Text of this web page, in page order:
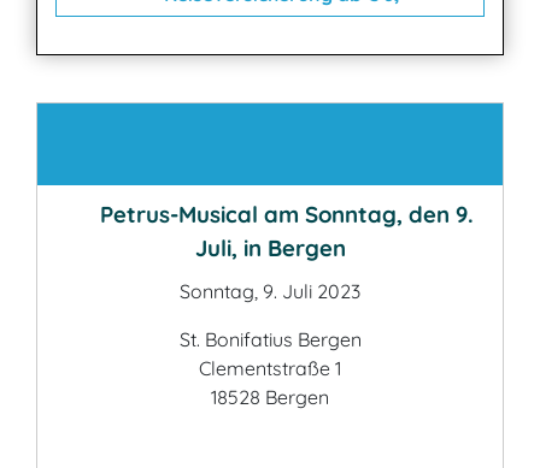
Petrus-Musical am Sonntag, den 9.
Juli, in Bergen
Sonntag, 9. Juli 2023
St. Bonifatius Bergen
Clementstraße 1
18528 Bergen